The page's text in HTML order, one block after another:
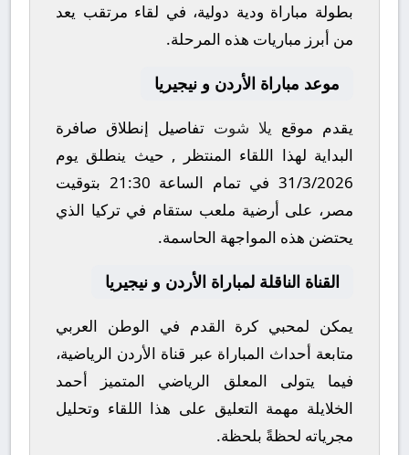
بطولة مباراة ودية دولية، في لقاء مرتقب يعد
من أبرز مباريات هذه المرحلة.
موعد مباراة الأردن و نيجيريا
يقدم موقع يلا شوت تفاصيل إنطلاق صافرة
البداية لهذا اللقاء المنتظر , حيث ينطلق يوم
31/3/2026في تمام الساعة 21:30 بتوقيت
مصر، على أرضية ملعب ستقام في تركيا الذي
يحتضن هذه المواجهة الحاسمة.
القناة الناقلة لمباراة الأردن و نيجيريا
يمكن لمحبي كرة القدم في الوطن العربي
متابعة أحداث المباراة عبر قناة الأردن الرياضية،
فيما يتولى المعلق الرياضي المتميز أحمد
الخلايلة مهمة التعليق على هذا اللقاء وتحليل
مجرياته لحظةً بلحظة.